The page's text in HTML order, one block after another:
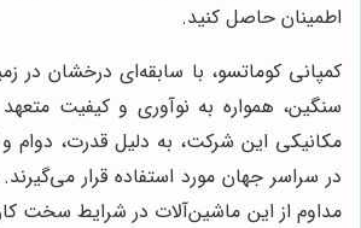
اطمینان حاصل کنید.
کمپانی کوماتسو، با سابقه‌ای درخشان در
سنگین، همواره به نوآوری و کیفیت
مکانیکی این شرکت، به دلیل قدرت، دوام و
در سراسر جهان مورد استفاده قرار
مداوم از این ماشین‌آلات در شرایط سخت